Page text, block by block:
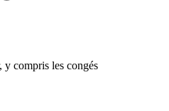
y compris les congés